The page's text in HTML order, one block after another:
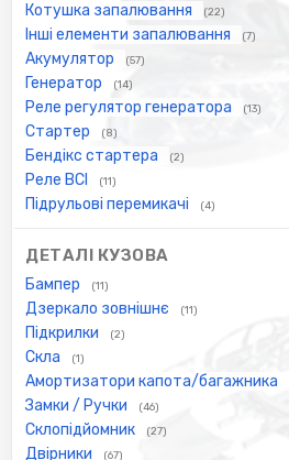
Котушка запалювання (22)
Інші елементи запалювання (7)
Акумулятор (57)
Генератор (14)
Реле регулятор генератора (13)
Стартер (8)
Бендікс стартера (2)
Реле ВСІ (11)
Підрульові перемикачі (4)
ДЕТАЛІ КУЗОВА
Бампер (11)
Дзеркало зовнішнє (11)
Підкрилки (2)
Скла (1)
Амортизатори капота/багажника
Замки / Ручки (46)
Склопідйомник (27)
Двірники (67)